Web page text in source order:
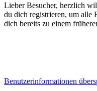
Lieber Besucher, herzlich
du dich registrieren, um alle
dich bereits zu einem
Benutzerinformationen